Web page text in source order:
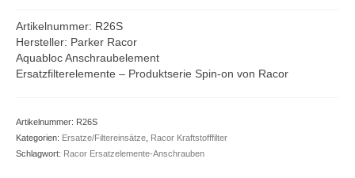
Artikelnummer: R26S
Hersteller: Parker Racor
Aquabloc Anschraubelement
Ersatzfilterelemente – Produktserie Spin-on von Racor
Artikelnummer: R26S
Kategorien: Ersatze/Filtereinsätze Racor Kraftstofffilter
Schlagwort: Racor Ersatzelemente-Anschrauben